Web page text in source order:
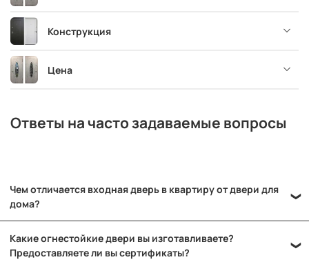
Конструкция
Цена
Ответы на часто задаваемые вопросы
Чем отличается входная дверь в квартиру от двери для
дома?
частных домов кроются в их устройстве, назначении и
технических параметрах.
Какие огнестойкие двери вы изготавливаете?
Предоставляете ли вы сертификаты?